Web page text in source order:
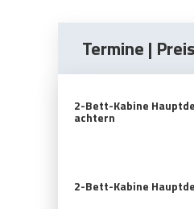
Termine |
2-Bett-Kabine
achtern
2-Bett-Kabine